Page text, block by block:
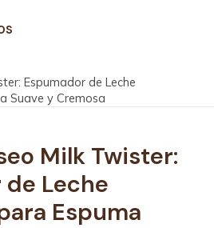
Espumador de Leche
Suave y Cremosa
Milk Twister:
Leche
Espuma